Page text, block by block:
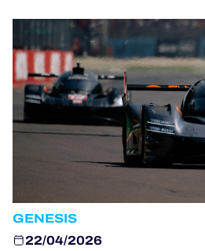
HOSPITALITÉS
BILLETTERIE
24H LEMANS
GENESIS
22/04/2026